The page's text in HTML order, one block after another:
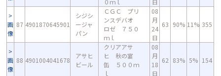
０ｍｌ
日
画
像
87 4901870645901
シジシ
ージャ
パン
ＣＧＣ プリ
ンスデバオ
ロゼ ７５０
ｍｌ
08
月
24
日
63 90% 11% 355
画
像
88 4901004041678
アサヒ
ビール
クリアアサ
ヒ 秋の宴
缶 ５００ｍ
ｌ
08
月
18
日
62 83% 5% 154